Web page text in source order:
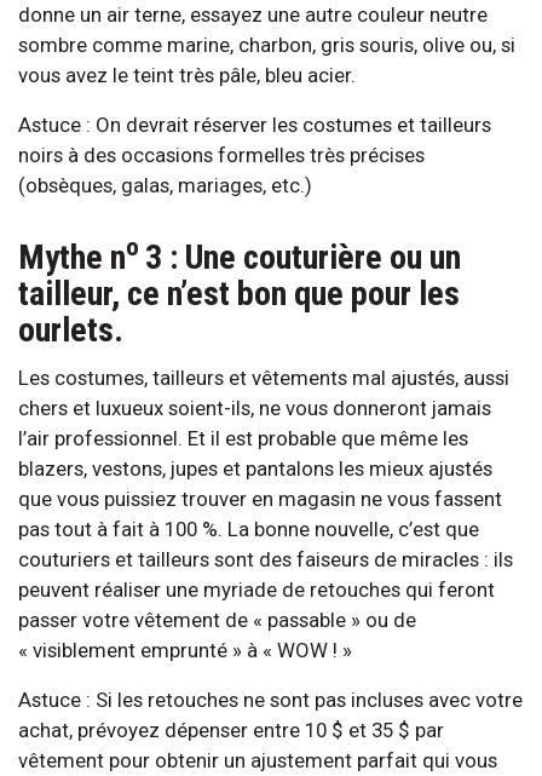
donne un air terne, essayez une autre couleur neutre
sombre comme marine, charbon, gris souris, olive ou, si
vous avez le teint très pâle, bleu acier.
Astuce : On devrait réserver les costumes et tailleurs
noirs à des occasions formelles très précises
(obsèques, galas, mariages, etc.)
Mythe no 3 : Une couturière ou un
tailleur, ce n’est bon que pour les
ourlets.
Les costumes, tailleurs et vêtements mal ajustés, aussi
chers et luxueux soient-ils, ne vous donneront jamais
l’air professionnel. Et il est probable que même les
blazers, vestons, jupes et pantalons les mieux ajustés
que vous puissiez trouver en magasin ne vous fassent
pas tout à fait à 100 %. La bonne nouvelle, c’est que
couturiers et tailleurs sont des faiseurs de miracles : ils
peuvent réaliser une myriade de retouches qui feront
passer votre vêtement de « passable » ou de
« visiblement emprunté » à « WOW ! »
Astuce : Si les retouches ne sont pas incluses avec votre
achat, prévoyez dépenser entre 10 $ et 35 $ par
vêtement pour obtenir un ajustement parfait qui vous